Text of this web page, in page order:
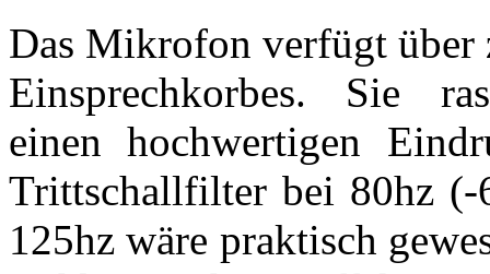
Das Mikrofon verfügt über
Einsprechkorbes. Sie
einen hochwertigen
Trittschallfilter bei 80hz
125hz wäre praktisch